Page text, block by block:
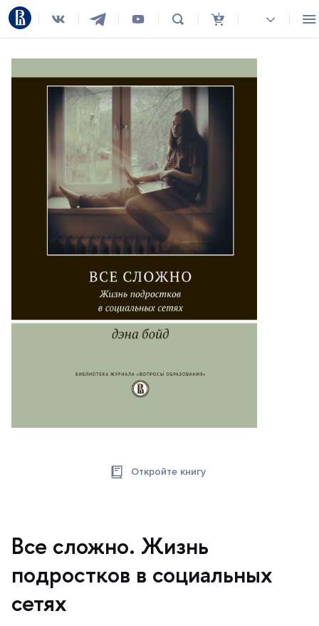
Откройте книгу
се сложно. Жизнь
подростков в социальных
сетях